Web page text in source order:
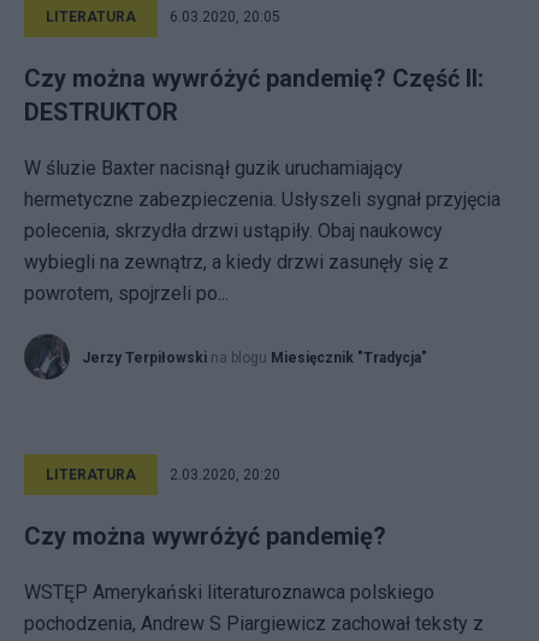
LITERATURA 6.03.2020, 20:05
Czy można wywróżyć pandemię? Część II:
DESTRUKTOR
W śluzie Baxter nacisnął guzik uruchamiający
hermetyczne zabezpieczenia. Usłyszeli sygnał przyjęcia
polecenia, skrzydła drzwi ustąpiły. Obaj naukowcy
wybiegli na zewnątrz, a kiedy drzwi zasunęły się z
powrotem, spojrzeli po...
Jerzy Terpiłowski na blogu Miesięcznik "Tradycja"
LITERATURA 2.03.2020, 20:20
Czy można wywróżyć pandemię?
WSTĘP Amerykański literaturoznawca polskiego
pochodzenia, Andrew S Piargiewicz zachował teksty z